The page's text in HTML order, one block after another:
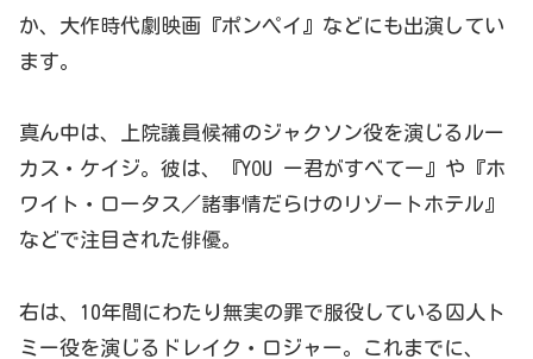
か、大作時代劇映画『ポンペイ』などにも出演してい
ます。
真ん中は、上院議員候補のジャクソン役を演じるルー
カス・ケイジ。彼は、『YOU ー君がすべてー』や『ホ
ワイト・ロータス／諸事情だらけのリゾートホテル』
などで注目された俳優。
右は、10年間にわたり無実の罪で服役している囚人ト
ミー役を演じるドレイク・ロジャー。これまでに、